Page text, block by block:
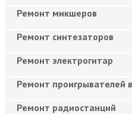
Ремонт микшеров
Ремонт синтезаторов
Ремонт электрогитар
Ремонт проигрывателей
Ремонт радиостанций